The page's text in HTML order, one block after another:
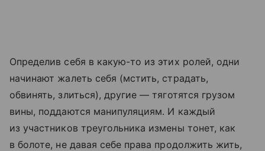
Определив себя в какую-то из этих ролей, одни
начинают жалеть себя (мстить, страдать,
обвинять, злиться), другие — тяготятся грузом
вины, поддаются манипуляциям. И каждый
из участников треугольника измены тонет, как
в болоте, не давая себе права продолжить жить,